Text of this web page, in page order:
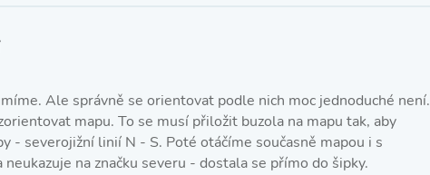
Ale správně se orientovat podle nich moc jednoduché není.
mapu. To se musí přiložit buzola na mapu tak, aby
- severojižní linií N - S. Poté otáčíme současně mapou i s
na značku severu - dostala se přímo do šipky.